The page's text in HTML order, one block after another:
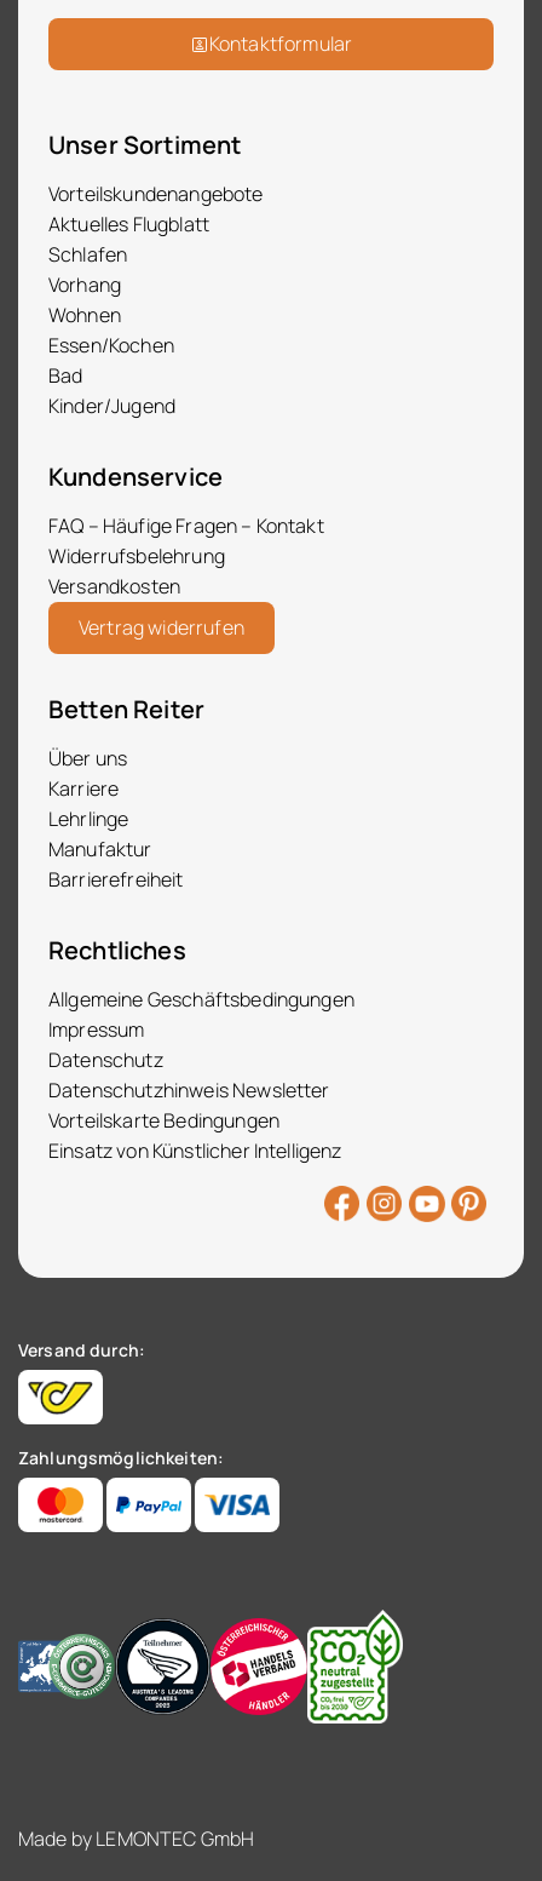
Kontaktformular
Unser Sortiment
Vorteilskundenangebote
Aktuelles Flugblatt
Schlafen
Vorhang
Wohnen
Essen/Kochen
Bad
Kinder/Jugend
Kundenservice
FAQ – Häufige Fragen – Kontakt
Widerrufsbelehrung
Versandkosten
Vertrag widerrufen
Betten Reiter
Über uns
Karriere
Lehrlinge
Manufaktur
Barrierefreiheit
Rechtliches
Allgemeine Geschäftsbedingungen
Impressum
Datenschutz
Datenschutzhinweis Newsletter
Vorteilskarte Bedingungen
Einsatz von Künstlicher Intelligenz
Versand durch:
Zahlungsmöglichkeiten:
Made byLEMONTEC GmbH